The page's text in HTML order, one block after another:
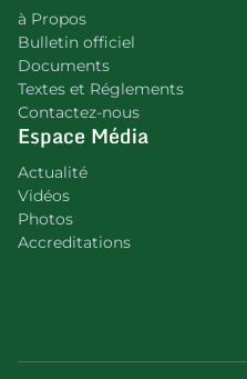
à Propos
Bulletin officiel
Documents
Textes et Réglements
Contactez-nous
Espace Média
Actualité
Vidéos
Photos
Accreditations